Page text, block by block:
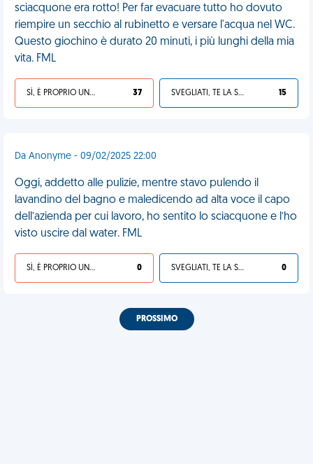
sciacquone era rotto! Per far evacuare tutto ho dovuto
riempire un secchio al rubinetto e versare l'acqua nel WC.
Questo giochino è durato 20 minuti, i più lunghi della mia
vita. FML
SÌ, È PROPRIO UNA VDM! 37 SVEGLIATI, TE LA SEI CERCATA! 15
Da Anonyme - 09/02/2025 22:00
Oggi, addetto alle pulizie, mentre stavo pulendo il
lavandino del bagno e maledicendo ad alta voce il capo
dell’azienda per cui lavoro, ho sentito lo sciacquone e l’ho
visto uscire dal water. FML
SÌ, È PROPRIO UNA VDM! 0 SVEGLIATI, TE LA SEI CERCATA! 0
PROSSIMO